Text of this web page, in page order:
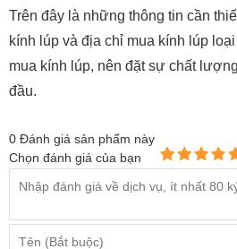
Trên đây là những thông tin cần
kính lúp và địa chỉ mua kính lúp
mua kính lúp, nên đặt sự chất
đầu.
0 Đánh giá sản phẩm này
Chọn đánh giá của bạn